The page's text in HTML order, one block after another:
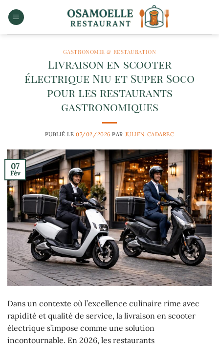
GASTRONOMIE & RESTAURATION
Livraison en scooter
électrique Niu et Super Soco
pour les restaurants
gastronomiques
PUBLIÉ LE07/02/2026 PAR JULIEN CADAREC
07
Fév
Dans un contexte où l’excellence culinaire rime avec
rapidité et qualité de service, la livraison en scooter
électrique s’impose comme une solution
incontournable. En 2026, les restaurants